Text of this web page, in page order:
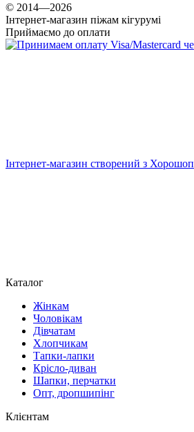
© 2014—2026
Інтернет-магазин піжам кігурумі
Приймаємо до оплати
Інтернет-магазин створений з Хорошоп
Каталог
Жінкам
Чоловікам
Дівчатам
Хлопчикам
Тапки-лапки
Крісло-диван
Шапки, перчатки
Опт, дропшипінг
Клієнтам